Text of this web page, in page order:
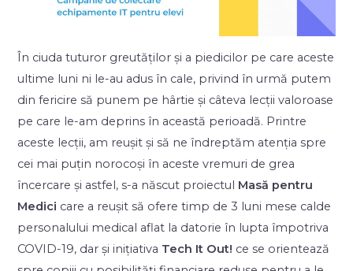
În ciuda tuturor greutăților și a piedicilor pe care aceste
ultime luni ni le-au adus în cale, privind în urmă putem
din fericire să punem pe hârtie și câteva lecții valoroase
pe care le-am deprins în această perioadă. Printre
aceste lecții, am reușit și să ne îndreptăm atenția spre
cei mai puțin norocoși în aceste vremuri de grea
încercare și astfel, s-a născut proiectul Masă pentru
Medici care a reușit să ofere timp de 3 luni mese calde
personalului medical aflat la datorie în lupta împotriva
COVID-19, dar și inițiativa Tech It Out! ce se orientează